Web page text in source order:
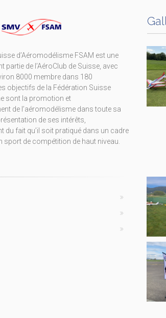
d’Aéromodélisme FSAM est une
partie de l’AéroClub de Suisse, avec
8000 membre dans 180
objectifs de la Fédération Suisse
sont la promotion et
de l’aéromodélisme dans toute sa
de ses intérêts,
du fait qu’il soit pratiqué dans un cadre
sport de compétition de haut niveau.